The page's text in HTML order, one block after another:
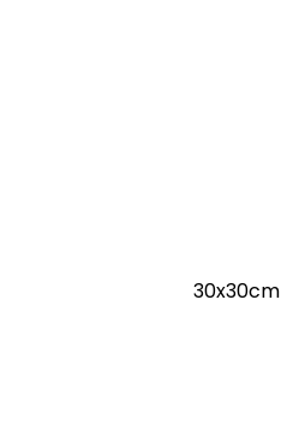
30x30cm